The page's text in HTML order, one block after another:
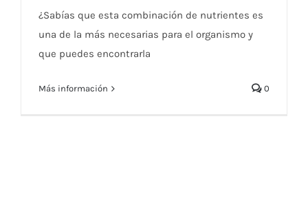
¿Sabías que esta combinación de nutrientes es
una de la más necesarias para el organismo y
que puedes encontrarla
Más información 0